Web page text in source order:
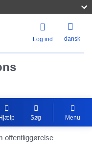
Log ind dansk
Søg Menu
offentliggørelse